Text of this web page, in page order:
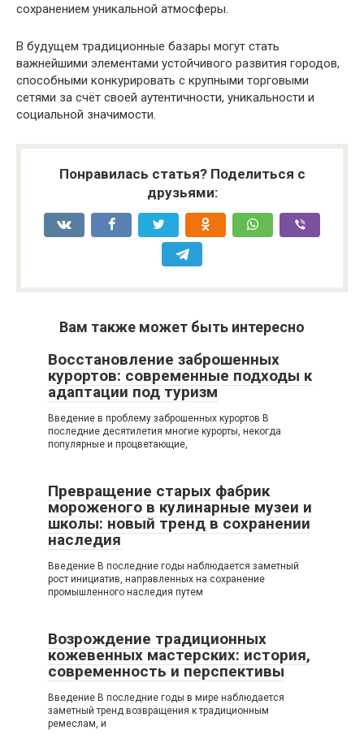
сохранением уникальной атмосферы.
В будущем традиционные базары могут стать
важнейшими элементами устойчивого развития городов,
способными конкурировать с крупными торговыми
сетями за счёт своей аутентичности, уникальности и
социальной значимости.
Понравилась статья? Поделиться с
друзьями:
Вам также может быть интересно
Восстановление заброшенных
курортов: современные подходы к
адаптации под туризм
Введение в проблему заброшенных курортов В
последние десятилетия многие курорты, некогда
популярные и процветающие,
Превращение старых фабрик
мороженого в кулинарные музеи и
школы: новый тренд в сохранении
наследия
Введение В последние годы наблюдается заметный
рост инициатив, направленных на сохранение
промышленного наследия путем
Возрождение традиционных
кожевенных мастерских: история,
современность и перспективы
Введение В последние годы в мире наблюдается
заметный тренд возвращения к традиционным
ремеслам, и